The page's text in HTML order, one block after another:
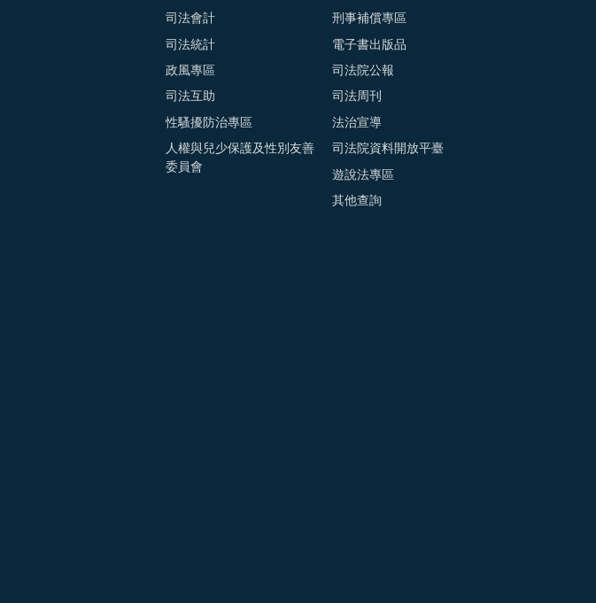
司法會計
司法統計
政風專區
司法互助
性騷擾防治專區
人權與兒少保護及性別友善
委員會
刑事補償專區
電子書出版品
司法院公報
司法周刊
法治宣導
司法院資料開放平臺
遊說法專區
其他查詢